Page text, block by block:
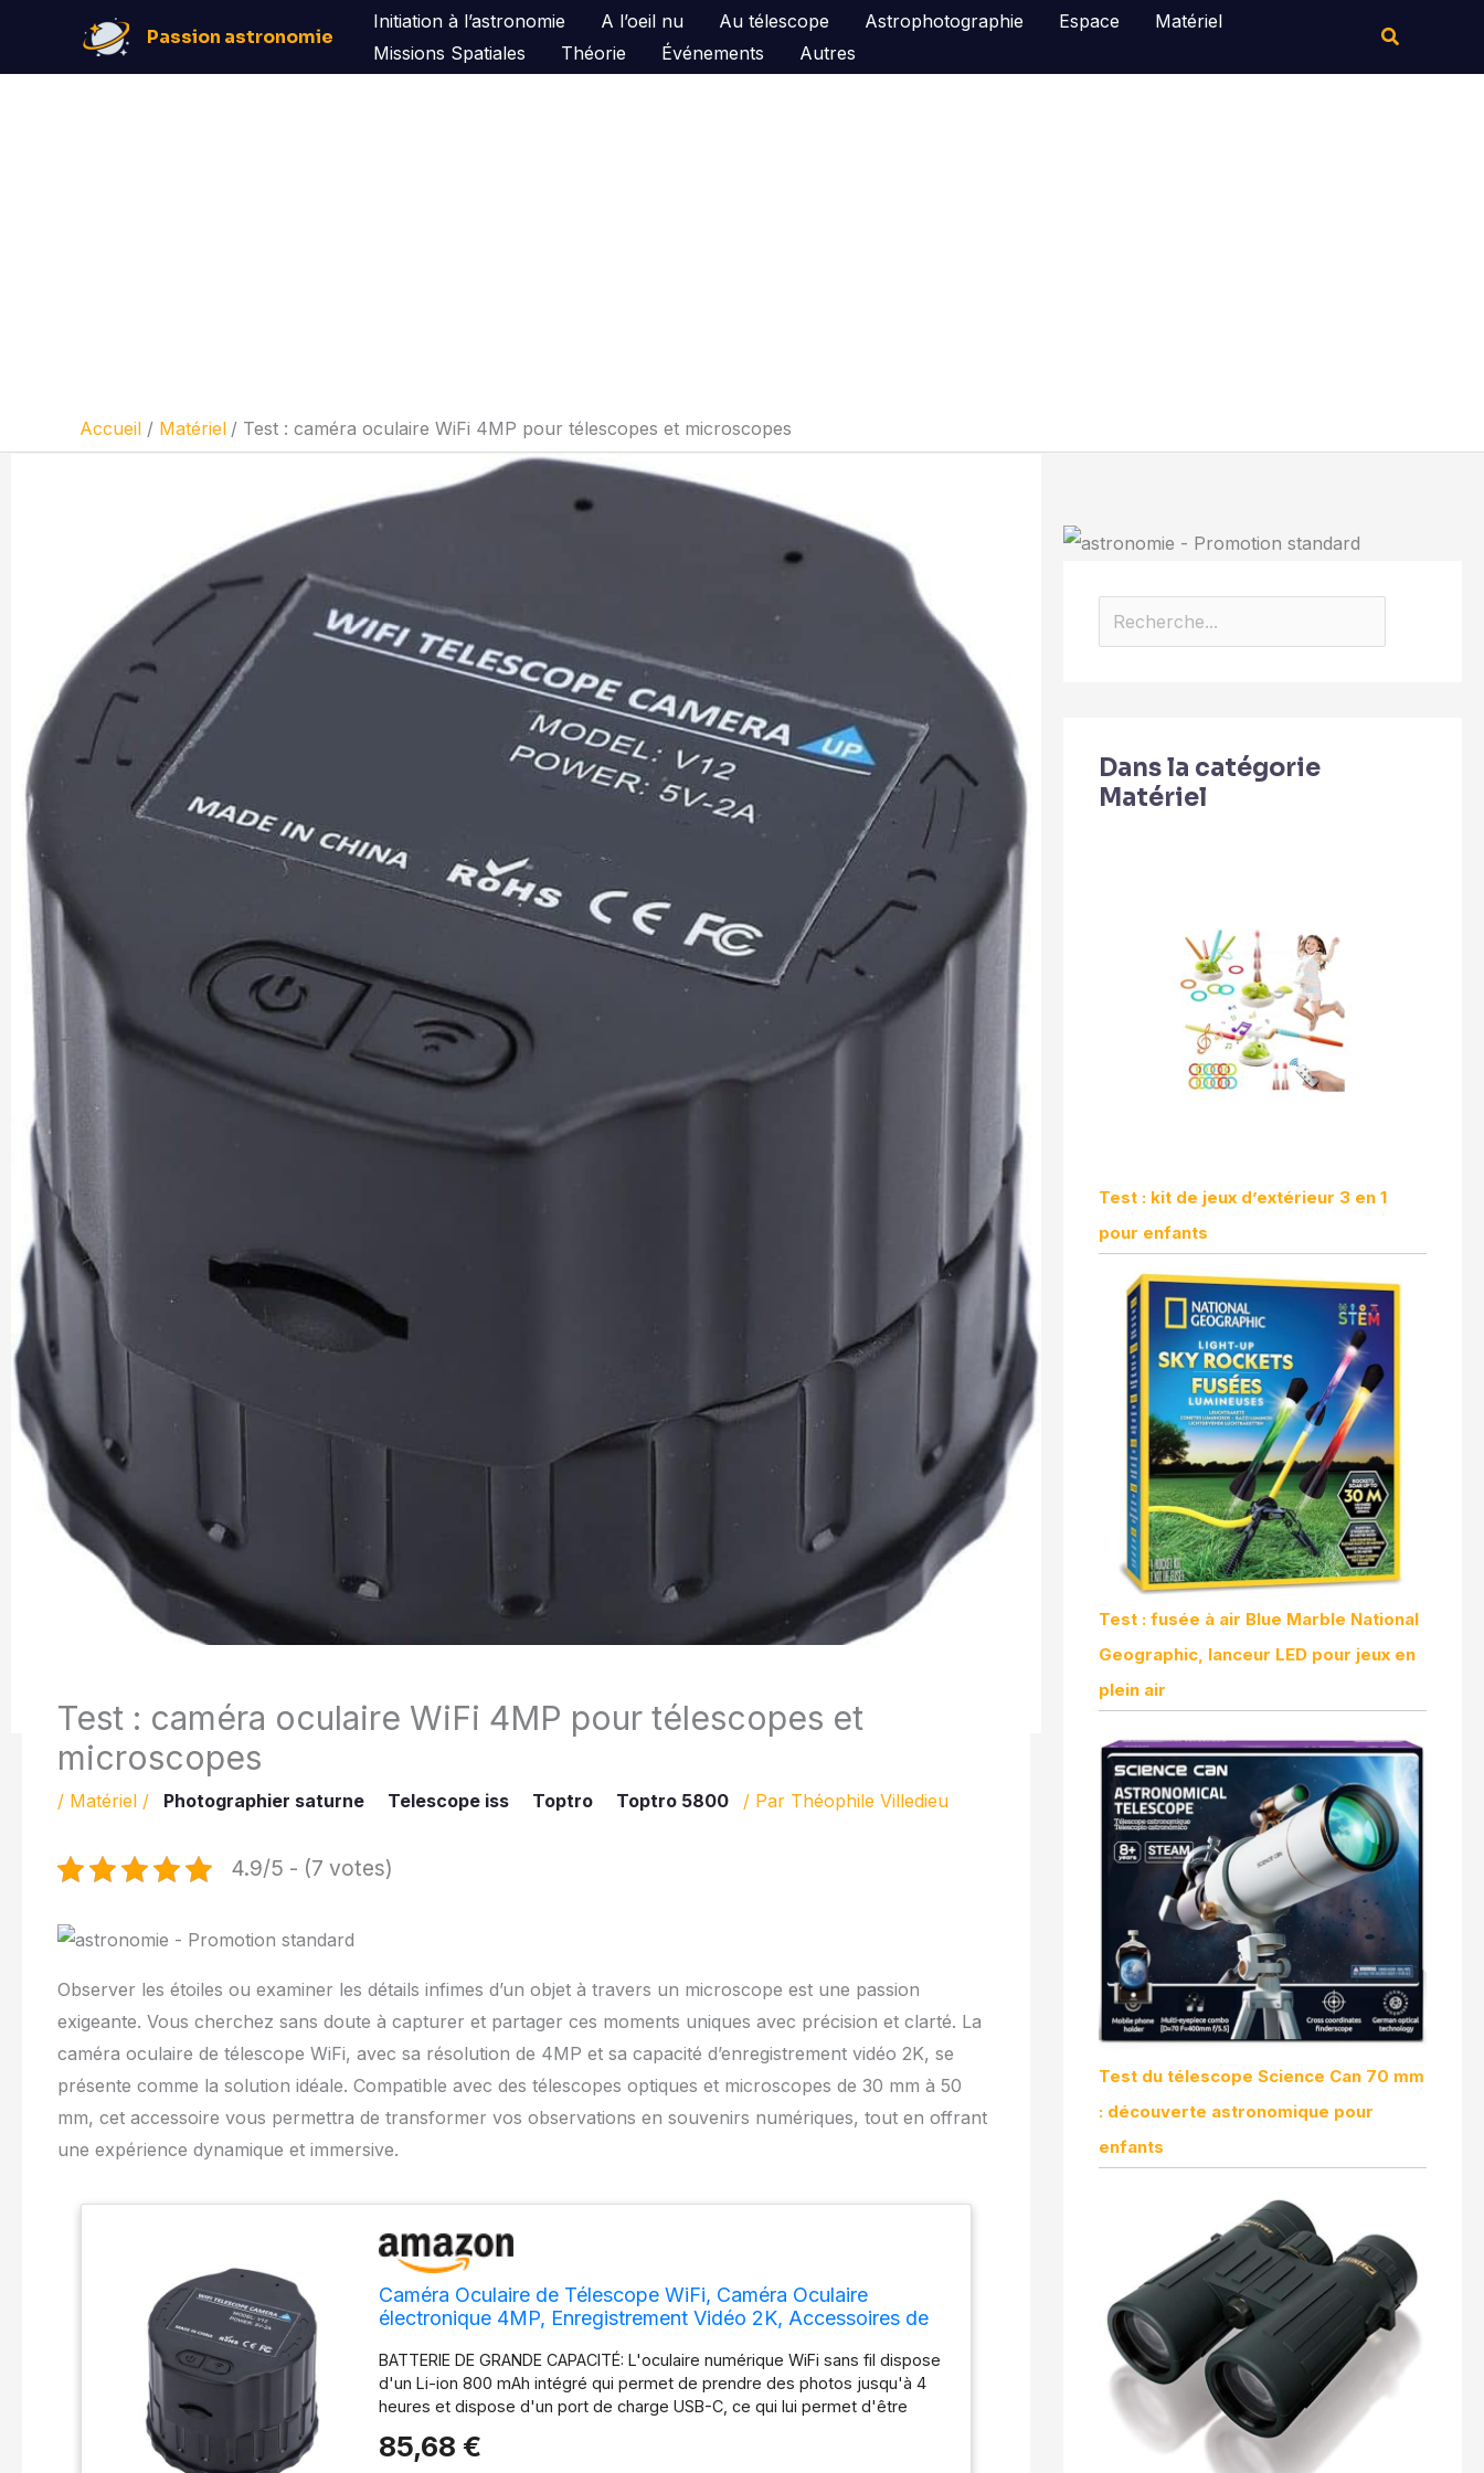
contenu
Passion astronomie
Initiation à l’astronomie A l’oeil nu Au télescope Astrophotographie Espace
Matériel
Missions Spatiales
Théorie Événements Autres
Rechercher
Accueil Matériel Test : caméra oculaire WiFi 4MP pour télescopes et microscopes
Test : caméra oculaire WiFi 4MP pour télescopes et
microscopes
/ Matériel / Photographier saturne Telescope iss Toptro Toptro 5800 / Par Théophile Villedieu
4.9/5 - (7 votes)
Observer les étoiles ou examiner les détails infimes d’un objet à travers un microscope est une passion
exigeante. Vous cherchez sans doute à capturer et partager ces moments uniques avec précision et clarté. La
caméra oculaire de télescope WiFi, avec sa résolution de 4MP et sa capacité d’enregistrement vidéo 2K, se
présente comme la solution idéale. Compatible avec des télescopes optiques et microscopes de 30 mm à 50
mm, cet accessoire vous permettra de transformer vos observations en souvenirs numériques, tout en offrant
une expérience dynamique et immersive.
Caméra Oculaire de Télescope WiFi, Caméra Oculaire
électronique 4MP, Enregistrement Vidéo 2K, Accessoires de
Mm à 50 Mm
BATTERIE DE GRANDE CAPACITÉ: L'oculaire numérique WiFi sans fil dispose
d'un Li-ion 800 mAh intégré qui permet de prendre des photos jusqu'à 4
heures et dispose d'un port de charge USB-C, ce qui lui permet d'être
charge l'alimentation mobile, par exemple piles rechargeables. Images
85,68 €
Rechercher
Dans la catégorie
Matériel
Test : kit de jeux d’extérieur 3 en 1
pour enfants
Test : fusée à air Blue Marble National
Geographic, lanceur LED pour jeux en
plein air
Test du télescope Science Can 70 mm
: découverte astronomique pour
enfants